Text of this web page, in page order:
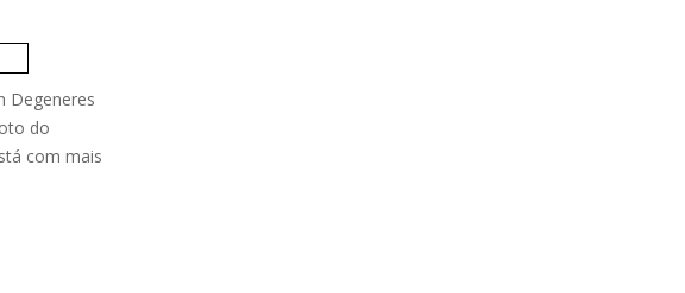
Degeneres
do
com mais